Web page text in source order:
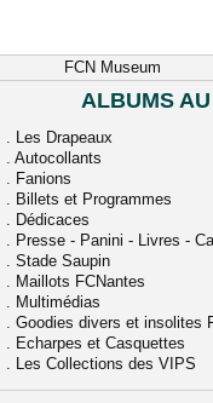
FCN Museum
ALBUMS
. Les Drapeaux
. Autocollants
. Fanions
. Billets et Programmes
. Dédicaces
. Presse - Panini - Livres -
. Stade Saupin
. Maillots FCNantes
. Multimédias
. Goodies divers et insolites
. Echarpes et Casquettes
. Les Collections des VIPS